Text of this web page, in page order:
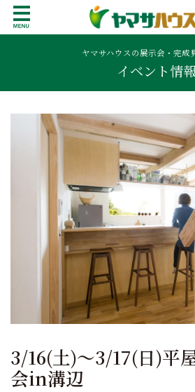
o
鹿児島で注文住宅な
新築の注文住宅や建
の方はこちら。鹿児
ーワンの実績を誇
ヤマサハウス。展
ヤマサハウスの展示会・完成
イベント情
3/16(土)～3/17(日)平
会in溝辺